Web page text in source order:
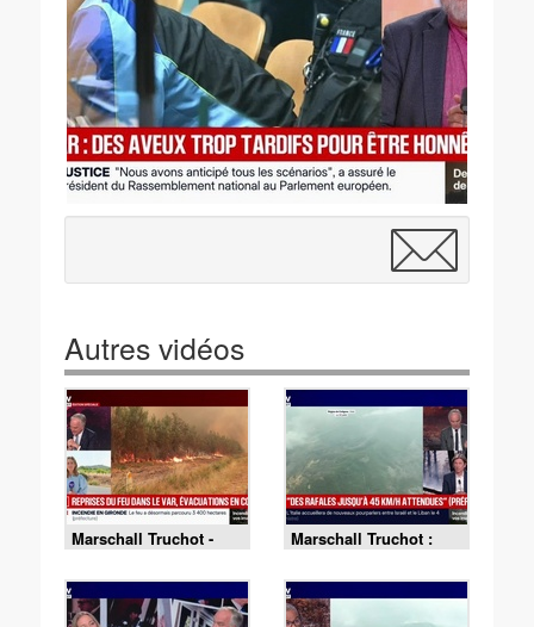
Autres vidéos
Marschall Truchot -
Édition spéciale : feu
en Gironde, 3 400
hectares brûlés
(préfecture) - 23/07
Marschall Truchot :
Var, des rafales jusqu'à
45 km/h attendues
(préfet) - 22/07